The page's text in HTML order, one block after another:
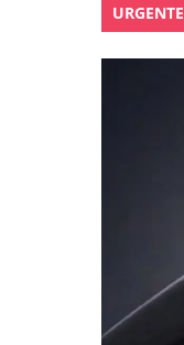
URGENTE